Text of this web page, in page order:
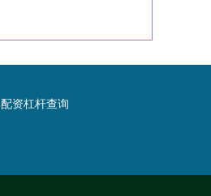
配资杠杆查询